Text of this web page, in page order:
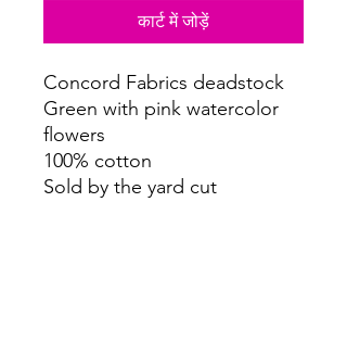
कार्ट में जोड़ें
Concord Fabrics deadstock
Green with pink watercolor
flowers
100% cotton
Sold by the yard cut